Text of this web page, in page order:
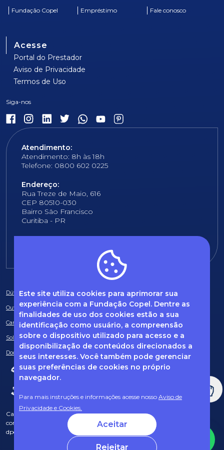
Este site utiliza cookies para aprimorar sua
experiência com a Fundação Copel. Dentre as
finalidades de uso dos cookies estão a sua
identificação como usuário, a compreensão
sobre o dispositivo utilizado para acesso e a
disponibilização de conteúdos direcionados a
seus interesses. Você também pode gerenciar
suas preferências de cookies no próprio
navegador.
Para mais instruções e informações acesse nosso Aviso de
Privacidade e Cookies.
Aceitar
Rejeitar
Fundação Copel Empréstimo Fale conosco
Acesse
Portal do Prestador
Aviso de Privacidade
Termos de Uso
Atendimento:
Atendimento: 8h às 18h
Telefone: 0800 602 0225
Endereço:
Rua Treze de Maio, 616
CEP 80510-030
Bairro São Francisco
Curitiba - PR
Dúvidas frequentes
Ouvidoria
Canal de Denúncias
Solicitação de informações
Documentos obrigatórios
Caso tenha dúvidas sobre Privacidade de Dados e LGPD, entre em
contato com o nosso DPO (encarregado de dados) via e-mail:
dpo@fcopel.org.br